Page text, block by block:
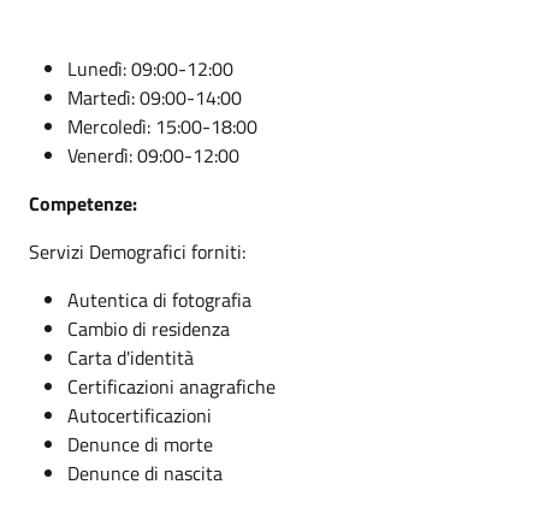
Lunedì: 09:00-12:00
Martedì: 09:00-14:00
Mercoledì: 15:00-18:00
Venerdì: 09:00-12:00
Competenze:
Servizi Demografici forniti:
Autentica di fotografia
Cambio di residenza
Carta d'identità
Certificazioni anagrafiche
Autocertificazioni
Denunce di morte
Denunce di nascita